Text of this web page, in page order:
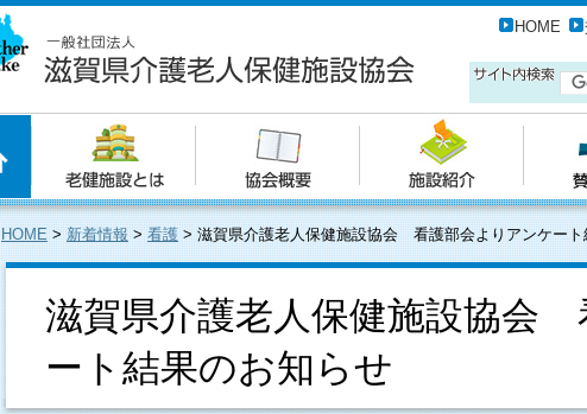
HOME
HOME>新着情報>看護>滋賀県介護老人保健施設協会 看護部会よりアンケート
滋賀県介護老人保健施設協会
ート結果のお知らせ